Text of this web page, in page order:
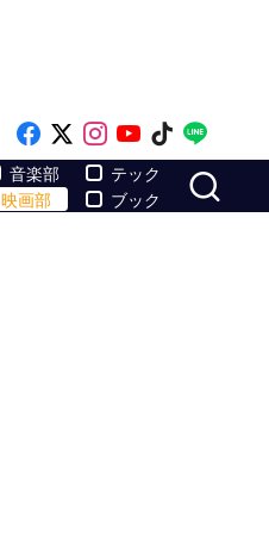
Like on Facebook
Follow on x
Follow on
Follow on
Follow
音楽部
映画部
テック
ブック